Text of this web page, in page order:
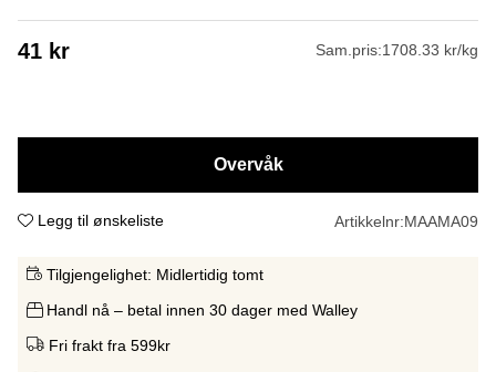
41 kr Sam.pris:1708.33 kr/kg
Overvåk
Legg til ønskeliste Artikkelnr:MAAMA09
Tilgjengelighet: Midlertidig tomt
Handl nå – betal innen 30 dager med Walley
Fri frakt fra 599kr